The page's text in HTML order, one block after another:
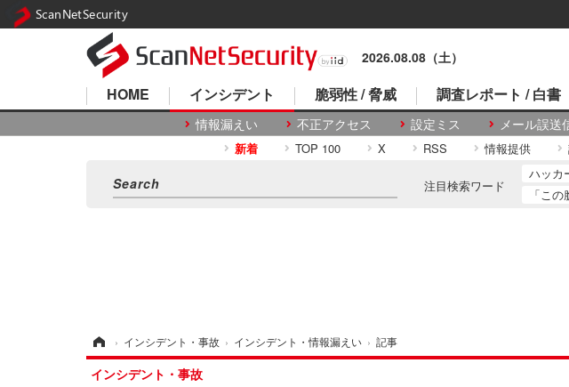
2026.08.08（土）
HOME インシデント
情報漏えい 不正アクセス 設定ミス メール誤送
脆弱性 / 脅威 調査レポート / 白書
新着 TOP 100 X RSS 情報提供
注目検索ワード
ハッカ
「こ
› インシデント・事故 › インシデント・情報漏えい › 記事
インシデント・事故
ScanNetSecurity